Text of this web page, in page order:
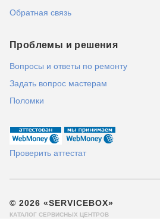
Обратная связь
Проблемы и решения
Вопросы и ответы по ремонту
Задать вопрос мастерам
Поломки
Проверить аттестат
© 2026 «SERVICEBOX»
КАТАЛОГ СЕРВИСНЫХ ЦЕНТРОВ